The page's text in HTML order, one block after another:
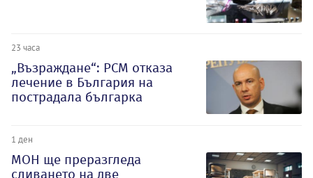
23 часа
„Възраждане“: РСМ отказа
лечение в България на
пострадала българка
1 ден
МОН ще преразгледа
сливането на две